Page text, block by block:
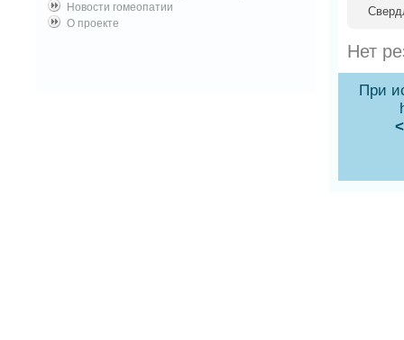
Новости гомеопатии
О проекте
Нет
При